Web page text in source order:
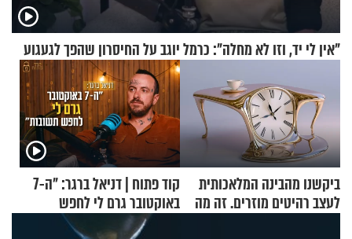
"אין לי יד, וזו לא מחלה": כרמל יוגב על החיסרון שהפך לגעגוע
ביקשנו מהבינה המלאכותית
לעצב רהיטים מוזרים. זה מה
קוד פתוח | דניאל ברגר: "ה-7
באוקטובר גרם לי לחפש
תשובות"